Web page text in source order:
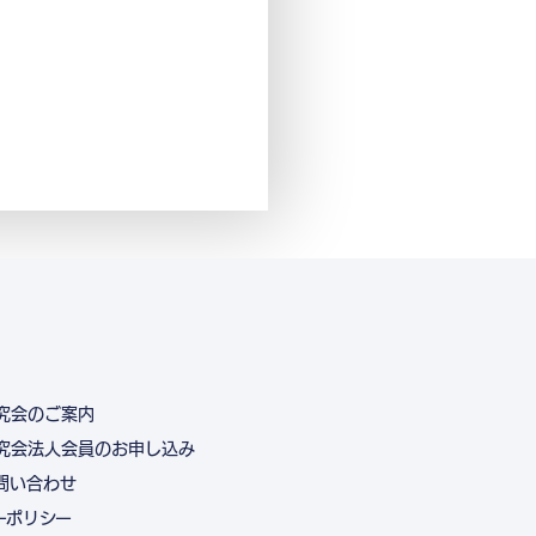
会のご案内
会法人会員のお申し込み
い合わせ
ポリシー